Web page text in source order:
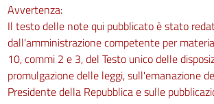
Avvertenza:
Il testo delle note qui pubblicato è stato
dall'amministrazione competente per
10, commi 2 e 3, del Testo unico delle
promulgazione delle leggi, sull'emanazione
Presidente della Repubblica e sulle